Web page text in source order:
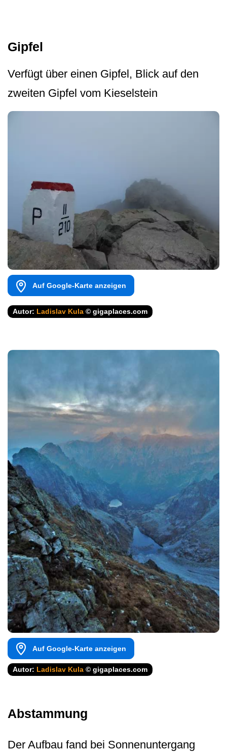
Gipfel
Verfügt über einen Gipfel, Blick auf den
zweiten Gipfel vom Kieselstein
Auf Google-Karte anzeigen
Autor: Ladislav Kula © gigaplaces.com
Auf Google-Karte anzeigen
Autor: Ladislav Kula © gigaplaces.com
Abstammung
Der Aufbau fand bei Sonnenuntergang